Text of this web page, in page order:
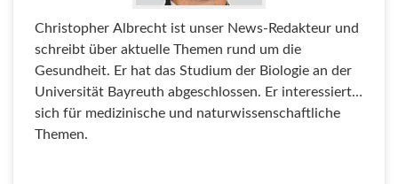
Christopher Albrecht ist unser News-Redakteur und
schreibt über aktuelle Themen rund um die
Gesundheit. Er hat das Studium der Biologie an der
Universität Bayreuth abgeschlossen. Er interessiert
sich für medizinische und naturwissenschaftliche
Themen.